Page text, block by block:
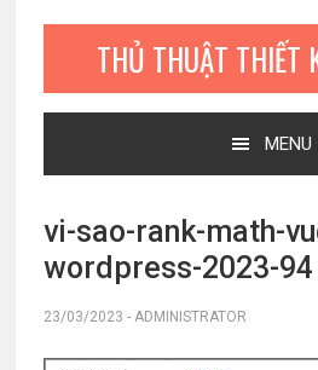
THỦ THUẬT THIẾT
MENU
vi-sao-rank-math-
wordpress-2023-94
23/03/2023 - ADMINISTRATOR